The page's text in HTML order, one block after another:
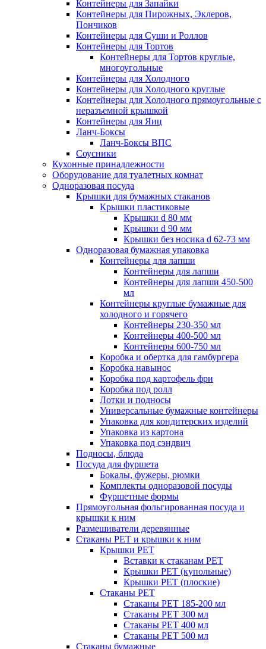
Контейнеры для Запайки
Контейнеры для Пирожных, Эклеров,
Пончиков
Контейнеры для Суши и Роллов
Контейнеры для Тортов
Контейнеры для Тортов круглые,
многоугольные
Контейнеры для Холодного
Контейнеры для Холодного круглые
Контейнеры для Холодного прямоугольные с
неразъемной крышкой
Контейнеры для Яиц
Ланч-Боксы
Ланч-Боксы ВПС
Соусники
Кухонные принадлежности
Оборудование для туалетных комнат
Одноразовая посуда
Крышки для бумажных стаканов
Крышки пластиковые
Крышки d 80 мм
Крышки d 90 мм
Крышки без носика d 62-73 мм
Одноразовая бумажная упаковка
Контейнеры для лапши
Контейнеры для лапши
Контейнеры для лапши 450-500
мл
Контейнеры круглые бумажные для
холодного и горячего
Контейнеры 230-350 мл
Контейнеры 400-500 мл
Контейнеры 600-750 мл
Коробка и обертка для гамбургера
Коробка навынос
Коробка под картофель фри
Коробка под ролл
Лотки и подносы
Универсальные бумажные контейнеры
Упаковка для кондитерских изделий
Упаковка из картона
Упаковка под сэндвич
Подносы, блюда
Посуда для фуршета
Бокалы, фужеры, рюмки
Комплекты одноразовой посуды
Фуршетные формы
Прямоугольная фольгированная посуда и
крышки к ним
Размешиватели деревянные
Стаканы PET и крышки к ним
Крышки PET
Вставки к стаканам PET
Крышки PET (купольные)
Крышки PET (плоские)
Стаканы PET
Стаканы PET 185-200 мл
Стаканы PET 300 мл
Стаканы PET 400 мл
Стаканы PET 500 мл
Стаканы бумажные